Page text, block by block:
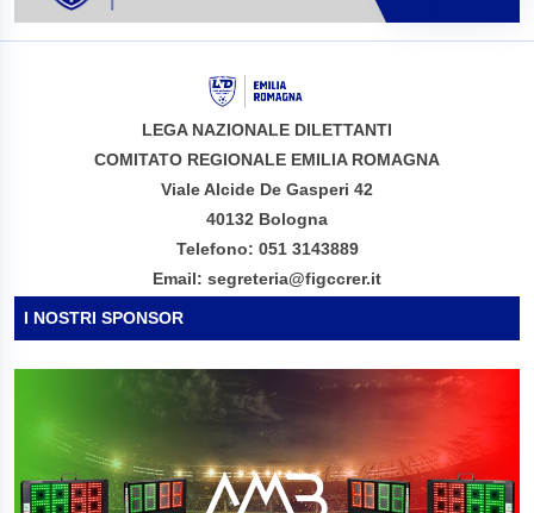
LEGA NAZIONALE DILETTANTI
COMITATO REGIONALE EMILIA ROMAGNA
Viale Alcide De Gasperi 42
40132 Bologna
Telefono: 051 3143889
Email: segreteria@figccrer.it
I NOSTRI SPONSOR